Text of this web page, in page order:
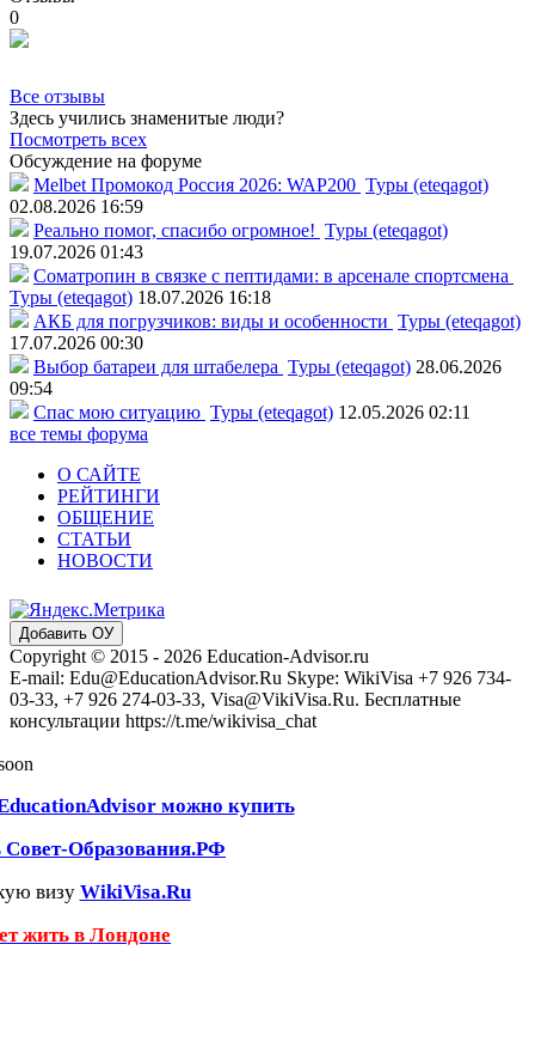
0
Все отзывы
Здесь учились знаменитые люди?
Посмотреть всех
Обсуждение на форуме
Melbet Промокод Россия 2026: WAP200 Туры (eteqagot)
02.08.2026 16:59
Реально помог, спасибо огромное! Туры (eteqagot)
19.07.2026 01:43
Соматропин в связке с пептидами: в арсенале спортсмена
Туры (eteqagot) 18.07.2026 16:18
АКБ для погрузчиков: виды и особенности Туры (eteqagot)
17.07.2026 00:30
Выбор батареи для штабелера Туры (eteqagot) 28.06.2026
09:54
Спас мою ситуацию Туры (eteqagot) 12.05.2026 02:11
все темы форума
О САЙТЕ
РЕЙТИНГИ
ОБЩЕНИЕ
СТАТЬИ
НОВОСТИ
Добавить ОУ
Copyright © 2015 - 2026 Education-Advisor.ru
E-mail: Edu@EducationAdvisor.Ru Skype: WikiVisa +7 926 734-
03-33, +7 926 274-03-33, Visa@VikiVisa.Ru. Бесплатные
консультации https://t.me/wikivisa_chat
можно купить
Совет-Образования.РФ
визу WikiVisa.Ru
жить в Лондоне